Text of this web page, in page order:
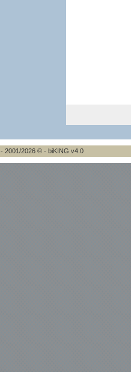
- 2001/2026 © - biKING v4.0